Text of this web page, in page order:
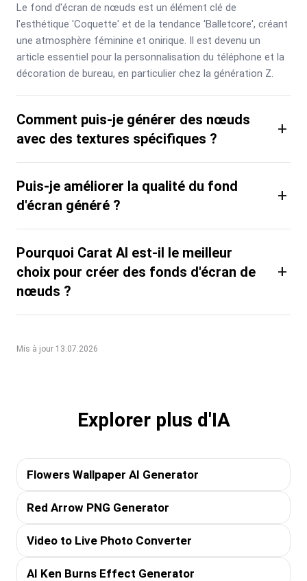
Le fond d'écran de nœuds est un élément clé de
l'esthétique 'Coquette' et de la tendance 'Balletcore', créant
une atmosphère féminine et onirique. Il est devenu un
article essentiel pour la personnalisation du téléphone et la
décoration de bureau, en particulier chez la génération Z.
Comment puis-je générer des nœuds
avec des textures spécifiques ?
+
Puis-je améliorer la qualité du fond
d'écran généré ?
+
Pourquoi Carat AI est-il le meilleur
choix pour créer des fonds d'écran de
nœuds ?
+
Mis à jour 13.07.2026
Explorer plus d'IA
Flowers Wallpaper AI Generator
Red Arrow PNG Generator
Video to Live Photo Converter
AI Ken Burns Effect Generator